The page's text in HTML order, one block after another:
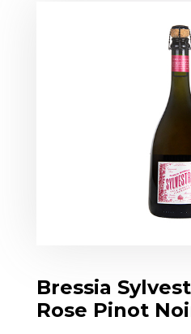
Bressia
Rose Pinot